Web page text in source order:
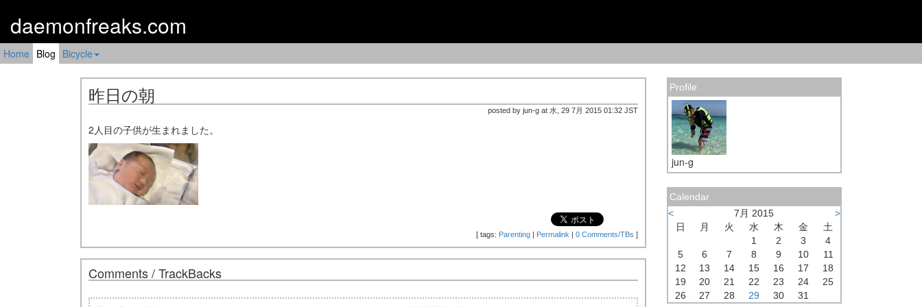
daemonfreaks.com
Home Blog Bicycle
昨日の朝
posted by jun-g at 水, 29 7月 2015 01:32 JST
2人目の子供が生まれました。
[ tags: Parenting | Permalink | 0 Comments/TBs ]
Comments / TrackBacks
Profile
jun-g
Calendar
<
7月 2015
>
日
月 火 水 木 金
土
1
2 3
4
5
6 7 8 9 10
11
12
13 14 15 16 17
18
19
20 21 22 23 24
25
26
27 28 29 30 31